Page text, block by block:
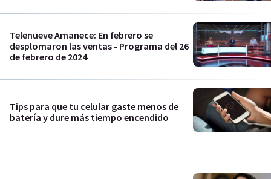
Telenueve Amanece: En febrero se
desplomaron las ventas - Programa del 26
de febrero de 2024
Tips para que tu celular gaste menos de
batería y dure más tiempo encendido